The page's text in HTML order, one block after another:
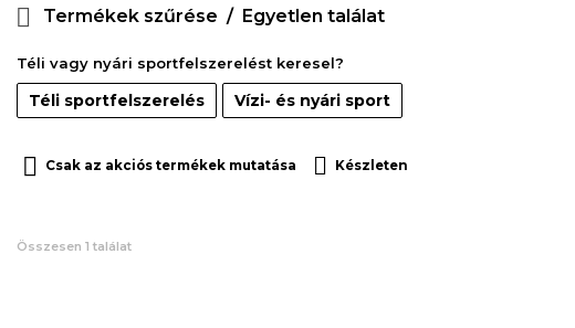
Termékek szűrése Egyetlen találat
Téli vagy nyári sportfelszerelést keresel?
Téli sportfelszerelés Vízi- és nyári sport
Csak az akciós termékek mutatása Készleten
Összesen 1 találat